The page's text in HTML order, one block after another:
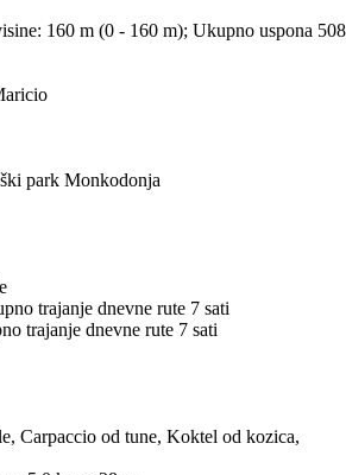
160 m (0 - 160 m); Ukupno uspona
park Monkodonja
trajanje dnevne rute 7 sati
trajanje dnevne rute 7 sati
Carpaccio od tune, Koktel od kozica,